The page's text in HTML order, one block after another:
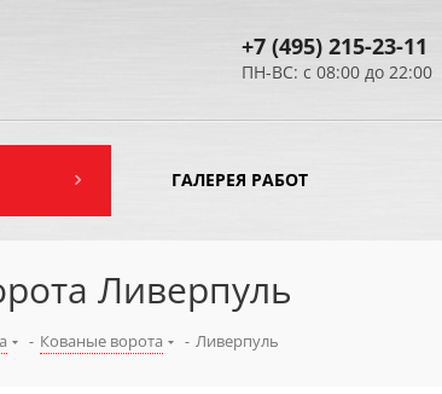
+7 (495) 215-23-11
ПН-ВС: с 08:00 до 22:00
ГАЛЕРЕЯ РАБОТ
Ливерпуль
- Кованые ворота - Ливерпуль